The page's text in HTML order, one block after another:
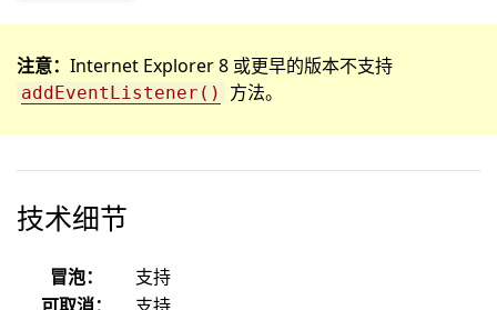
注意： Internet Explorer 8 或更早的版本不支持
addEventListener() 方法。
技术细节
冒泡：
支持